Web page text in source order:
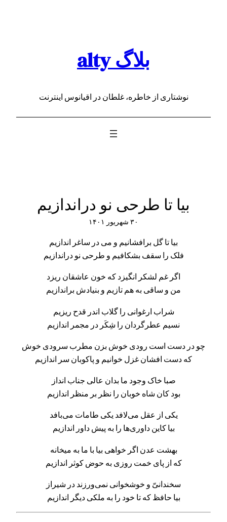
بلاگ alty
نوشتاری از خاطره، غلطان در اقیانوس اینترنت
بیا تا طرحی نو دراندازیم
۳۰ شهریور ۱۴۰۱
بیا تا گل برافشانیم و می در ساغر اندازیم
فلک را سقف بشکافیم و طرحی نو دراندازیم
اگر غم لشکر انگیزد که خون عاشقان ریزد
من و ساقی به هم تازیم و بنیادش براندازیم
شراب ارغوانی را گلاب اندر قدح ریزیم
نسیم عطرگردان را شِکَر در مجمر اندازیم
چو در دست است رودی خوش بزن مطرب سرودی خوش
که دست افشان غزل خوانیم و پاکوبان سر اندازیم
صبا خاک وجود ما بدان عالی جناب انداز
بود کان شاه خوبان را نظر بر منظر اندازیم
یکی از عقل می‌لافد یکی طامات می‌بافد
بیا کاین داوری‌ها را به پیش داور اندازیم
بهشت عدن اگر خواهی بیا با ما به میخانه
که از پای خمت روزی به حوض کوثر اندازیم
سخندانیّ و خوشخوانی نمی‌ورزند در شیراز
بیا حافظ که تا خود را به ملکی دیگر اندازیم